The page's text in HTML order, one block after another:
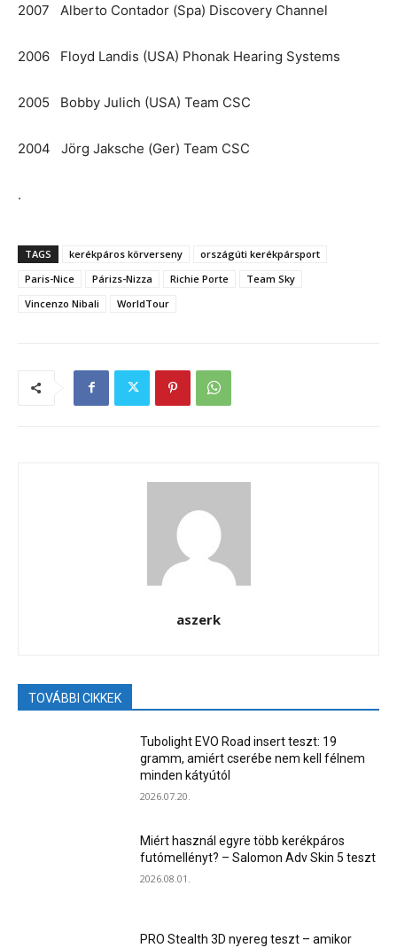
2007 Alberto Contador (Spa) Discovery Channel
2006 Floyd Landis (USA) Phonak Hearing Systems
2005 Bobby Julich (USA) Team CSC
2004 Jörg Jaksche (Ger) Team CSC
.
TAGS kerékpáros körverseny
országúti kerékpársport
Paris-Nice
Párizs-Nizza Richie Porte
Team Sky
Vincenzo Nibali
WorldTour
aszerk
TOVÁBBI CIKKEK
Tubolight EVO Road insert teszt: 19
gramm, amiért cserébe nem kell félnem
minden kátyútól
2026.07.20.
Miért használ egyre több kerékpáros
futómellényt? – Salomon Adv Skin 5 teszt
2026.08.01.
PRO Stealth 3D nyereg teszt – amikor